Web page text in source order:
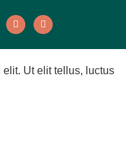
Ut elit tellus, luctus